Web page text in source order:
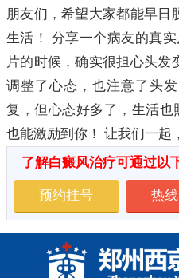
朋友们，希望大家都能早日
生活！ 分享一个病友的真
片的时候，确实很担心头发
调整了心态，也注意了头
复，但心态好多了，生活也
也能激励到你！ 让我们一起
了解白癜风治疗可通过以
预约挂号 热